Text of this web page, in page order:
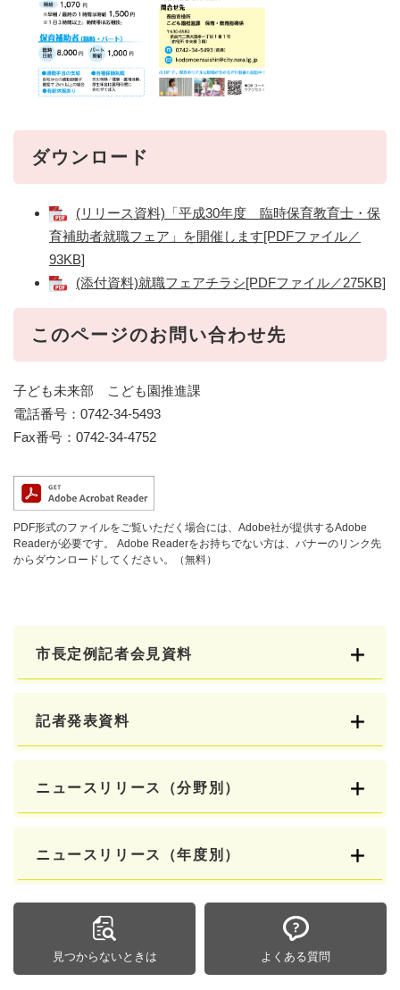
ダウンロード
(リリース資料)「平成30年度 臨時保育教育士・保
育補助者就職フェア」を開催します[PDFファイル／
93KB]
(添付資料)就職フェアチラシ[PDFファイル／275KB]
このページのお問い合わせ先
子ども未来部 こども園推進課
電話番号：0742-34-5493
Fax番号：0742-34-4752
PDF形式のファイルをご覧いただく場合には、Adobe社が提供するAdobe
Readerが必要です。
Adobe Readerをお持ちでない方は、バナーのリンク先
からダウンロードしてください。（無料）
市長定例記者会見資料
記者発表資料
ニュースリリース（分野別）
ニュースリリース（年度別）
見つからないときは よくある質問